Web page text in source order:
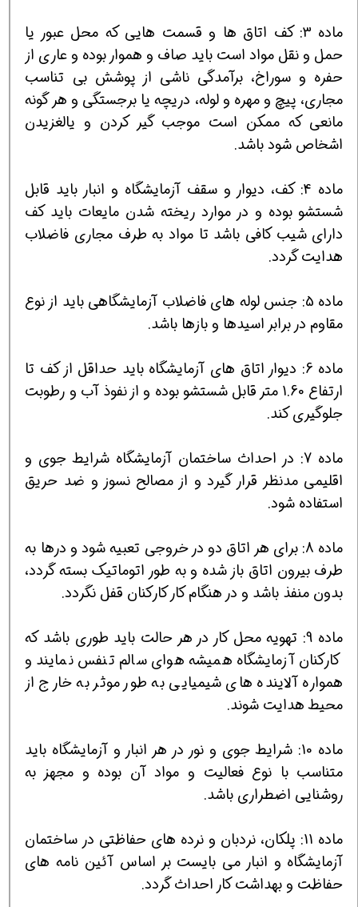
ماده 3: کف اتاق ها و قسمت هایی که محل عبور یا
حمل و نقل مواد است باید صاف و هموار بوده و عاری از
حفره و سوراخ، برآمدگی ناشی از پوشش بی تناسب
مجاری، پیچ و مهره و لوله، دریچه یا برجستگی و هر گونه
مانعی که ممکن است موجب گیر کردن و یالغزیدن
اشخاص شود باشد.
ماده 4: کف، دیوار و سقف آزمایشگاه و انبار باید قابل
شستشو بوده و در موارد ریخته شدن مایعات باید کف
دارای شیب کافی باشد تا مواد به طرف مجاری فاضلاب
هدایت گردد.
ماده 5: جنس لوله های فاضلاب آزمایشگاهی باید از نوع
مقاوم در برابر اسیدها و بازها باشد.
ماده 6: دیوار اتاق های آزمایشگاه باید حداقل از کف تا
ارتفاع 1.60 متر قابل شستشو بوده و از نفوذ آب و رطوبت
جلوگیری کند.
ماده 7: در احداث ساختمان آزمایشگاه شرایط جوی و
اقلیمی مدنظر قرار گیرد و از مصالح نسوز و ضد حریق
استفاده شود.
ماده 8: برای هر اتاق دو در خروجی تعبیه شود و درها به
طرف بیرون اتاق باز شده و به طور اتوماتیک بسته گردد،
بدون منفذ باشد و در هنگام کار کارکنان قفل نگردد.
ماده 9: تهویه محل کار در هر حالت باید طوری باشد که
کارکنان آزمایشگاه همیشه هوای سالم تنفس نمایند و
همواره آلاینده های شیمیایی به طور موثر به خارج از
محیط هدایت شوند.
ماده 10: شرایط جوی و نور در هر انبار و آزمایشگاه باید
متناسب با نوع فعالیت و مواد آن بوده و مجهز به
روشنایی اضطراری باشد.
ماده 11: پلکان، نردبان و نرده های حفاظتی در ساختمان
آزمایشگاه و انبار می بایست بر اساس آئین نامه های
حفاظت و بهداشت کار احداث گردد.